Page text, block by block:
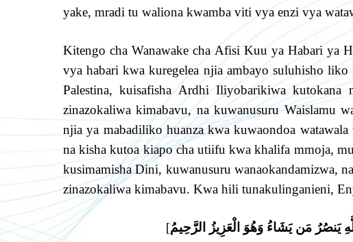
yake, mradi tu waliona kwamba viti vya enzi vya
Kitengo cha Wanawake cha Afisi Kuu ya Habari ya
vya habari kwa kuregelea njia ambayo suluhisho
Palestina, kuisafisha Ardhi Iliyobarikiwa
zinazokaliwa kimabavu, na kuwanusuru Waislamu
njia ya mabadiliko huanza kwa kuwaondoa
na kisha kutoa kiapo cha utiifu kwa khalifa mmoja,
kusimamisha Dini, kuwanusuru wanaokandamizwa,
zinazokaliwa kimabavu. Kwa hili tunakulinganieni,
[يَنصُرُ مَن يَشَاءُ وَهُوَ الْعَزِيزُ الرَّحِيمُ